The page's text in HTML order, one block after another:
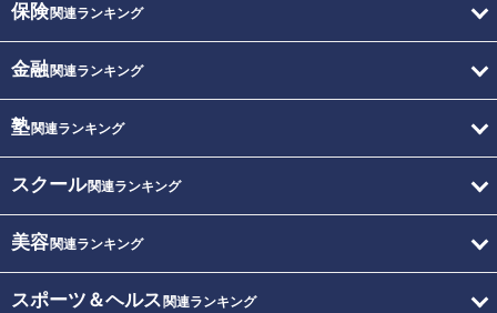
保険関連ランキング
金融関連ランキング
塾関連ランキング
スクール関連ランキング
美容関連ランキング
スポーツ＆ヘルス 関連ランキング